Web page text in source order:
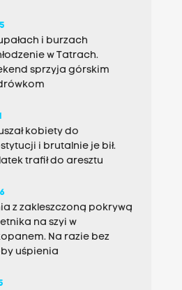
i burzach
w Tatrach.
sprzyja górskim
kobiety do
i brutalnie je bił.
trafił do aresztu
z zakleszczoną pokrywą
na szyi w
Na razie bez
uśpienia